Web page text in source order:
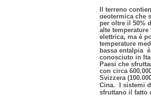
Il terreno
geotermica che
per oltre il 50%
alte
elettrica, ma è
temperature
bassa entalpia
conosciuto in
Paesi che
con circa
Svizzera
Cina.
I sistemi
sfruttano il fatto